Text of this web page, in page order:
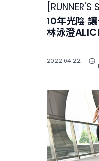
RUNNER'S
10年光陰
林泳澄
2022.04.22